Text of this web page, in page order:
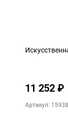
11 252 ₽
Артикул: